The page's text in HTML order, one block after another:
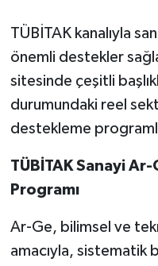
TÜBİTAK kanalıyla
önemli destekler
sitesinde çeşitli
durumundaki reel
destekleme
TÜBİTAK Sanayi
Programı
Ar-Ge, bilimsel ve
amacıyla, sistematik